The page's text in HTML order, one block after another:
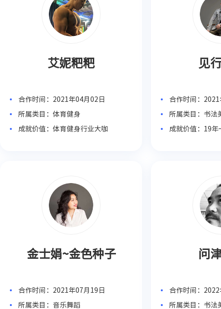
艾妮粑粑
合作时间：2021年04月02日
所属类目：体育健身
成就价值：体育健身行业大咖
见
合作时间：
所属类目：书法
成就价值：19年
金士娟~金色种子
合作时间：2021年07月19日
所属类目：音乐舞蹈
问
合作时间：
所属类目：书法